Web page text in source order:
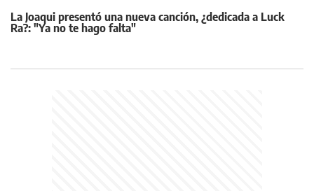
La Joaqui presentó una nueva canción, ¿dedicada a Luck
Ra?: "Ya no te hago falta"